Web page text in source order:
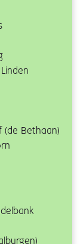
(de Bethaan)